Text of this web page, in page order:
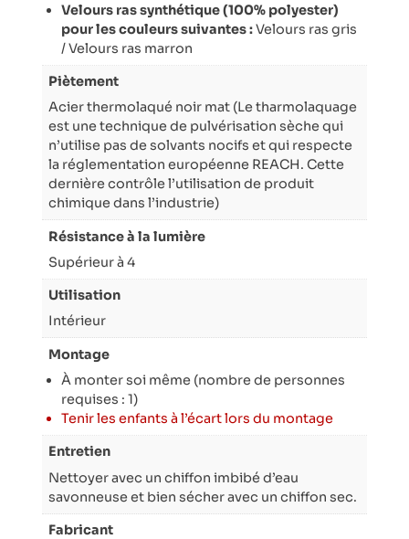
Velours ras synthétique (100% polyester)
pour les couleurs suivantes :Velours ras gris
/ Velours ras marron
Piètement
Acier thermolaqué noir mat (Le tharmolaquage
est une technique de pulvérisation sèche qui
n’utilise pas de solvants nocifs et qui respecte
la réglementation européenne REACH. Cette
dernière contrôle l’utilisation de produit
chimique dans l’industrie)
Résistance à la lumière
Supérieur à 4
Utilisation
Intérieur
Montage
À monter soi même (nombre de personnes
requises : 1)
Tenir les enfants à l’écart lors du montage
Entretien
Nettoyer avec un chiffon imbibé d’eau
savonneuse et bien sécher avec un chiffon sec.
Fabricant